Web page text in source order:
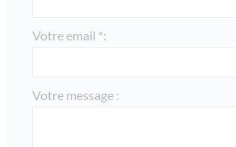
Votre email *:
Votre message :